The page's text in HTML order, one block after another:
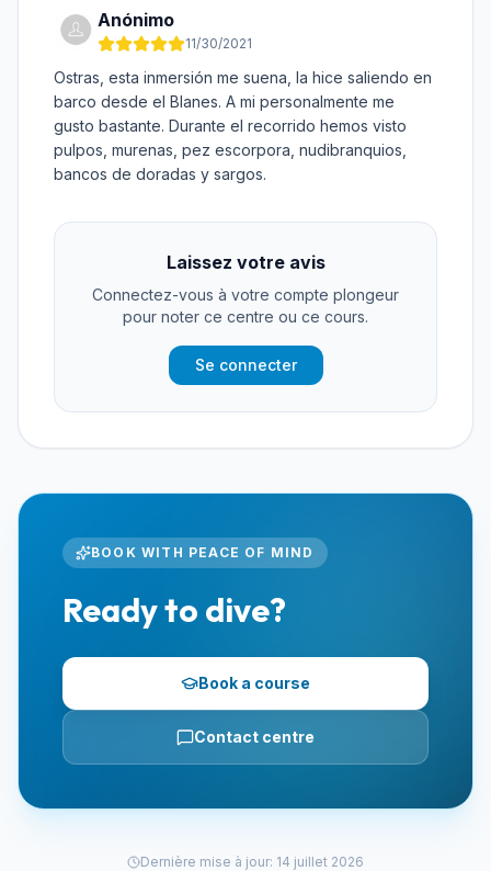
Anónimo
11/30/2021
Ostras, esta inmersión me suena, la hice saliendo en
barco desde el Blanes. A mi personalmente me
gusto bastante. Durante el recorrido hemos visto
pulpos, murenas, pez escorpora, nudibranquios,
bancos de doradas y sargos.
Laissez votre avis
Connectez-vous à votre compte plongeur
pour noter ce centre ou ce cours.
Se connecter
BOOK WITH PEACE OF MIND
Ready to dive?
Book a course
Contact centre
Dernière mise à jour: 14 juillet 2026